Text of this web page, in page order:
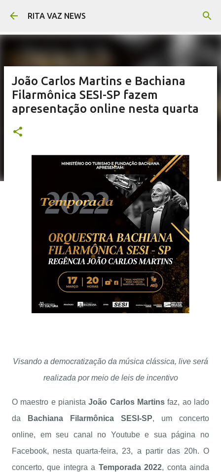
Pular para o conteúdo principal
RITA VAZ NEWS
João Carlos Martins e Bachiana
Filarmônica SESI-SP fazem
apresentação online nesta quarta
Visando a democratização da música clássica, live será
realizada por meio de leis de incentivo
O maestro e pianistaJoão Carlos Martins faz, ao lado
da
Bachiana Filarmônica SESI-SP, um concerto
online, em seu canal no Youtube e sua página no
Facebook, nesta quarta-feira, 23, a partir das 20h. O
concerto, que integra a Temporada 2022, conta ainda